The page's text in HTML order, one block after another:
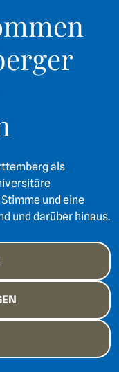
als
und eine
und darüber hinaus.